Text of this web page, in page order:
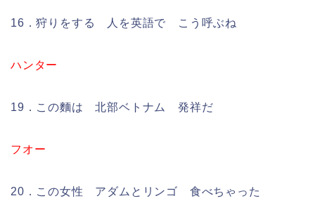
16．狩りをする 人を英語で こう呼ぶね
ハンター
19．この麵は 北部ベトナム 発祥だ
フオー
20．この女性 アダムとリンゴ 食べちゃった